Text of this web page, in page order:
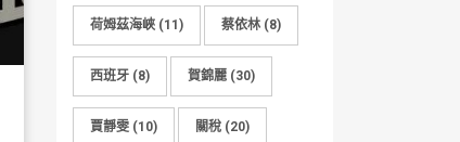
荷姆茲海峽 (11) 蔡依林 (8)
西班牙 (8) 賀錦麗 (30)
賈靜雯 (10) 關稅 (20)